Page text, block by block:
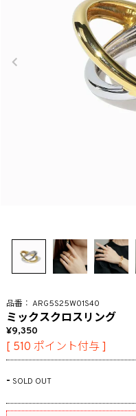
ARG5S25W01S40
ミックスクロスリング
9,350
[ 510 ポイント付与 ]
- SOLD OUT